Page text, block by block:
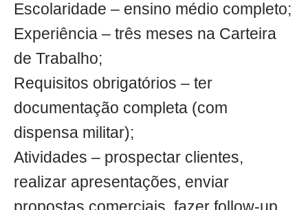
Escolaridade – ensino médio completo;
Experiência – três meses na Carteira
de Trabalho;
Requisitos obrigatórios – ter
documentação completa (com
dispensa militar);
Atividades – prospectar clientes,
realizar apresentações, enviar